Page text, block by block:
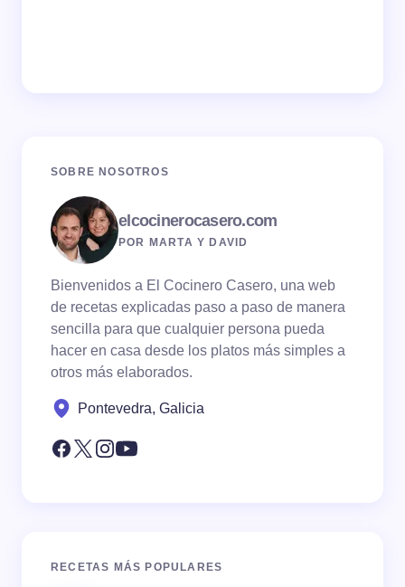
SOBRE NOSOTROS
elcocinerocasero.com
POR MARTA Y DAVID
Bienvenidos a El Cocinero Casero, una web
de recetas explicadas paso a paso de manera
sencilla para que cualquier persona pueda
hacer en casa desde los platos más simples a
otros más elaborados.
Pontevedra, Galicia
RECETAS MÁS POPULARES